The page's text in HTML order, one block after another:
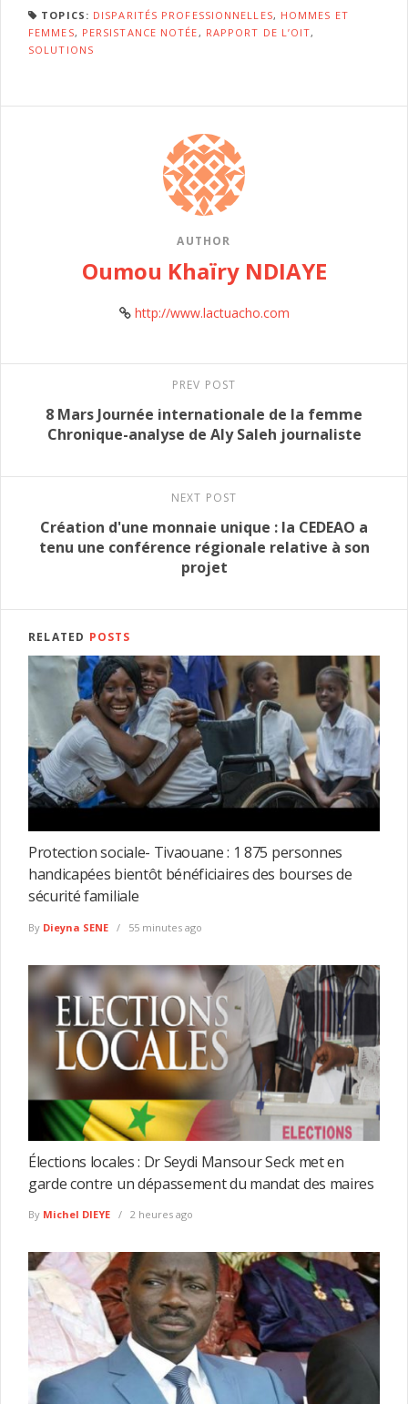
TOPICS: DISPARITÉS PROFESSIONNELLES, HOMMES ET
FEMMES, PERSISTANCE NOTÉE, RAPPORT DE L’OIT,
SOLUTIONS
AUTHOR
Oumou Khaïry NDIAYE
http://www.lactuacho.com
PREV POST
8 Mars Journée internationale de la femme
Chronique-analyse de Aly Saleh journaliste
NEXT POST
Création d'une monnaie unique : la CEDEAO a
tenu une conférence régionale relative à son
projet
RELATED POSTS
Protection sociale- Tivaouane : 1 875 personnes
handicapées bientôt bénéficiaires des bourses de
sécurité familiale
By Dieyna SENE 55 minutes ago
Élections locales : Dr Seydi Mansour Seck met en
garde contre un dépassement du mandat des maires
By Michel DIEYE 2 heures ago